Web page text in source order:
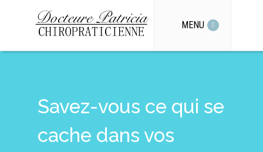
MENU
Savez-vous ce qui se
cache dans vos